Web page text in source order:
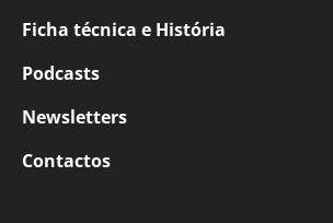
Ficha técnica e História
Podcasts
Newsletters
Contactos